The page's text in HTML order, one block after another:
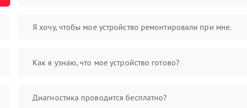
Я хочу, чтобы мое устройство ремонтировали при мне.
Как я узнаю, что мое устройство готово?
Диагностика проводится бесплатно?